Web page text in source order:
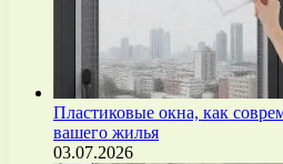
Пластиковые окна, как
вашего жилья
03.07.2026